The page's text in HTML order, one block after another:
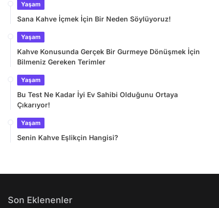
Yaşam
Sana Kahve İçmek İçin Bir Neden Söylüyoruz!
Yaşam
Kahve Konusunda Gerçek Bir Gurmeye Dönüşmek İçin
Bilmeniz Gereken Terimler
Yaşam
Bu Test Ne Kadar İyi Ev Sahibi Olduğunu Ortaya
Çıkarıyor!
Yaşam
Senin Kahve Eşlikçin Hangisi?
Son Eklenenler